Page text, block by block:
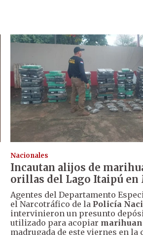
Nacionales
Incautan alijos de
orillas del Lago Itaipú en
Agentes del Departamento
el Narcotráfico de la Policía
intervinieron un presunto
utilizado para acopiar
madrugada de este viernes en la